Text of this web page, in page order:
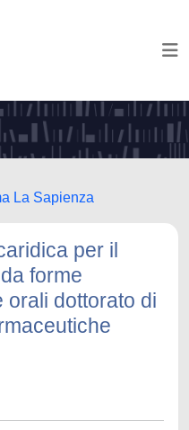
La Sapienza
per il
forme
orali dottorato di